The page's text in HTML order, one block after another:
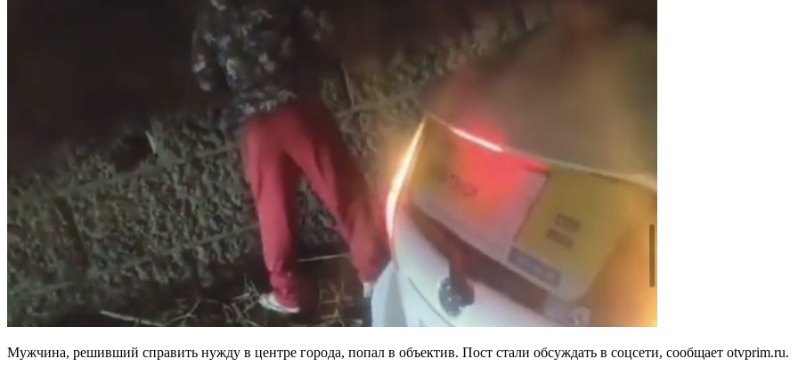
Мужчина, решивший справить нужду в центре города, попал в объектив. Пост стали обсуждать в соцсети, сообщает otvprim.ru.